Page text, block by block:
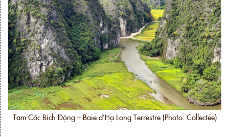
Tam Cốc Bích Động – Baie d’Hạ Long Terrestre (Photo: Collectée)